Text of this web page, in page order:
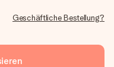
Geschäftliche Bestellung?